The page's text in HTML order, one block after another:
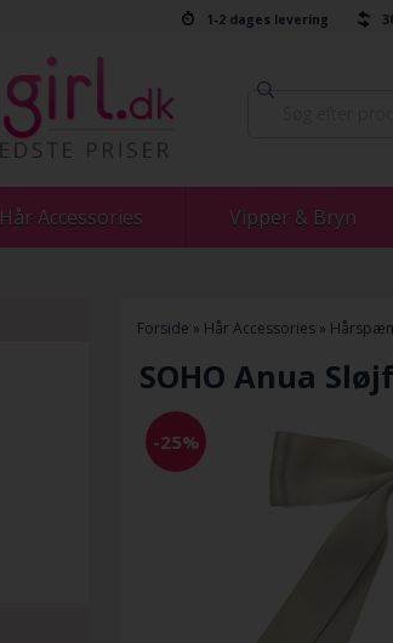
1-2 dages levering
Hår Accessories Vipper & Bryn
Forside » Hår Accessories»
SOHO Anua
-25%